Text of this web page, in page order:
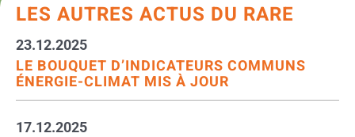
LES AUTRES ACTUS DU RARE
LE BOUQUET D’INDICATEURS COMMUNS
ÉNERGIE-CLIMAT MIS À JOUR
23.12.2025
17.12.2025